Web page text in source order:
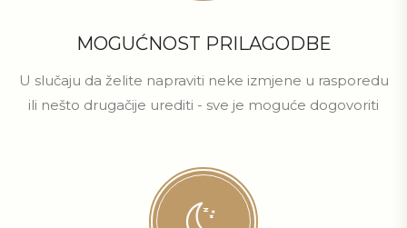
MOGUĆNOST PRILAGODBE
U slučaju da želite napraviti neke izmjene u rasporedu
ili nešto drugačije urediti - sve je moguće dogovoriti